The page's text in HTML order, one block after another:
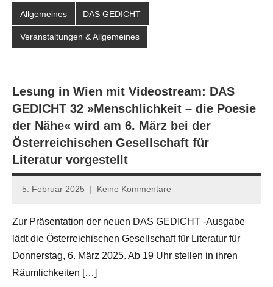
Allgemeines DAS GEDICHT
Veranstaltungen & Allgemeines
Lesung in Wien mit Videostream: DAS
GEDICHT 32 »Menschlichkeit – die Poesie
der Nähe« wird am 6. März bei der
Österreichischen Gesellschaft für
Literatur vorgestellt
5. Februar 2025
Jan-
Hornauer
für
dasgedichtblog
Keine Kommentare
Zur Präsentation der neuen DAS GEDICHT -Ausgabe
lädt die Österreichischen Gesellschaft für Literatur für
Donnerstag, 6. März 2025. Ab 19 Uhr stellen in ihren
Räumlichkeiten […]